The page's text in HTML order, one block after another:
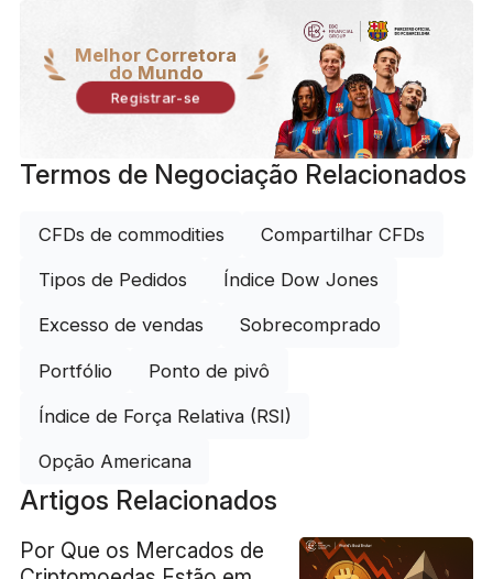
Melhor Corretora
do Mundo
Registrar-se
Termos de Negociação Relacionados
CFDs de commodities Compartilhar CFDs
Tipos de Pedidos Índice Dow Jones
Excesso de vendas Sobrecomprado
Portfólio Ponto de pivô
Índice de Força Relativa (RSI)
Opção Americana
Artigos Relacionados
Por Que os Mercados de